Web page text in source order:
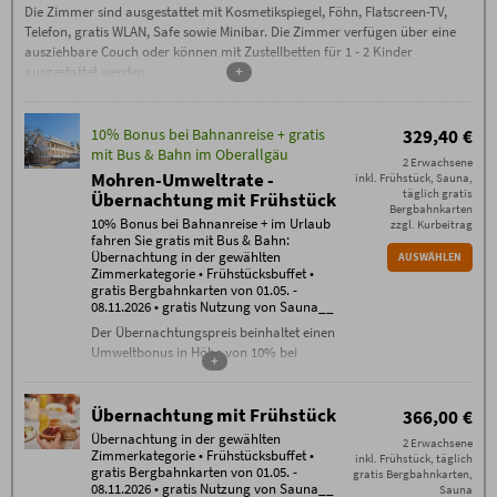
Die Zimmer sind ausgestattet mit Kosmetikspiegel, Föhn, Flatscreen-TV,
Telefon, gratis WLAN, Safe sowie Minibar. Die Zimmer verfügen über eine
ausziehbare Couch oder können mit Zustellbetten für 1 - 2 Kinder
ausgestattet werden.
+
10% Bonus bei Bahnanreise + gratis
mit Bus & Bahn im Oberallgäu
Mohren-Umweltrate -
Übernachtung mit Frühstück
10% Bonus bei Bahnanreise + im Urlaub
fahren Sie gratis mit Bus & Bahn:
Übernachtung in der gewählten
Zimmerkategorie • Frühstücksbuffet •
gratis Bergbahnkarten von 01.05. -
08.11.2026 • gratis Nutzung von Sauna__
Der Übernachtungspreis beinhaltet einen
Umweltbonus in Höhe von 10% bei
Übernachtung in der gewählten
Zimmerkategorie
Frühstücksbuffet
gratis WLAN im gesamten Haus
+
329,40 €
2 Erwachsene
inkl. Frühstück, Sauna,
täglich gratis
Bergbahnkarten
zzgl. Kurbeitrag
AUSWÄHLEN
Übernachtung mit Frühstück
Übernachtung in der gewählten
Zimmerkategorie • Frühstücksbuffet •
gratis Bergbahnkarten von 01.05. -
08.11.2026 • gratis Nutzung von Sauna__
366,00 €
2 Erwachsene
inkl. Frühstück, täglich
gratis Bergbahnkarten,
Sauna